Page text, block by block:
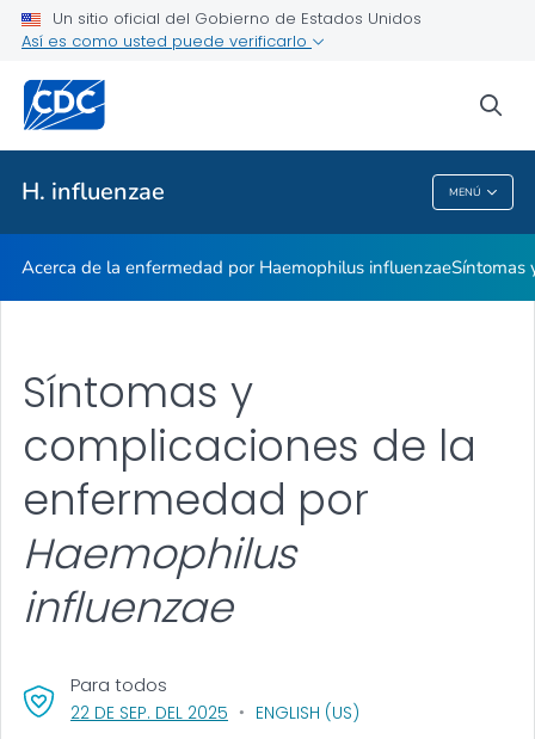
Un sitio oficial del Gobierno de Estados Unidos
Así es como usted puede verificarlo
H. influenzae MENÚ
Salud pública
H. Influenzae
Acerca de la enfermedad por Haemophilus influenzaeSíntomas
Síntomas y
complicaciones de la
enfermedad por
Haemophilus
influenzae
22 DE SEP. DEL 2025 , VISIT LINK FOR DETAILS.
ENGLISH (US)
Para todos